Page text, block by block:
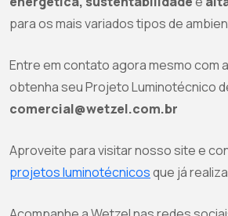
para os mais variados tipos de
Entre em contato agora mesmo com
obtenha seu Projeto Luminotécnico
comercial@wetzel.com.br
Aproveite para visitar nosso site e
projetos luminotécnicosque já